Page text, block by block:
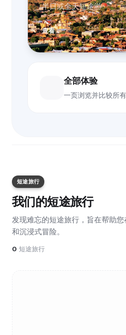
半日或全天短途游
查看
全部体验
一页浏览并比较所
短途旅行
我们的短途旅行
发现难忘的短途旅行，旨在帮助
和沉浸式冒险。
0 短途旅行